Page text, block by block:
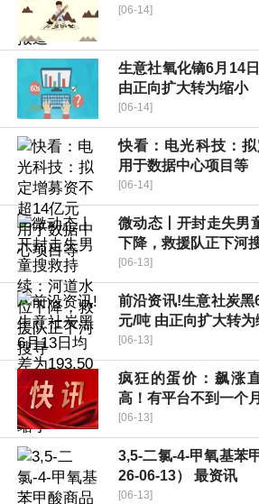
[06-14]
生意社氧化镝6月14
由正向扩大转为缩小
[06-14]
快看：电光科技：
用于数据中心项目等
[06-14]
微动态丨开封走失男
下降，救援队正下河
[06-13]
前沿资讯!生意社炭
元/吨 由正向扩大转为
[06-13]
疯狂的蛋价：飙涨
高！有平台不到一个
[06-13]
3,5-二氯-4-甲氧基苯
26-06-13） 最资讯
[06-13]